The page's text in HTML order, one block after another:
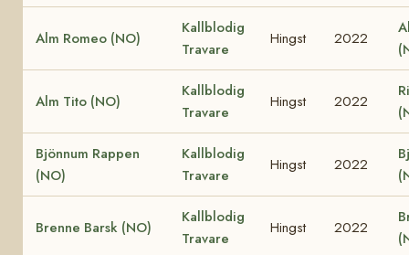
Alm Romeo (NO)
Kallblodig
Travare
Hingst 2022
Alm Tito (NO)
Kallblodig
Travare
Hingst 2022
Bjönnum Rappen
(NO)
Kallblodig
Travare
Hingst 2022
Brenne Barsk (NO)
Kallblodig
Travare
Hingst 2022